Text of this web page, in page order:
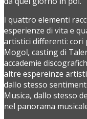
I quattro elementi
esperienze di vita e
artistici differenti: cori
Mogol, casting di
accademie
altre espereinze
dallo stesso
Musica, dallo stesso
nel panorama